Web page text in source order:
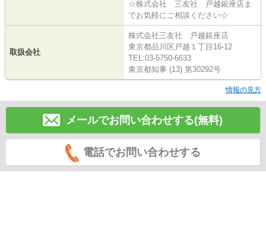
☆株式会社 三友社 戸越銀座店ま
でお気軽にご相談ください☆
取扱会社
株式会社三友社 戸越銀座店
東京都品川区戸越１丁目16-12
TEL:03-5750-6633
東京都知事 (13) 第30292号
情報の見方
メールでお問い合わせする(無料)
電話でお問い合わせする